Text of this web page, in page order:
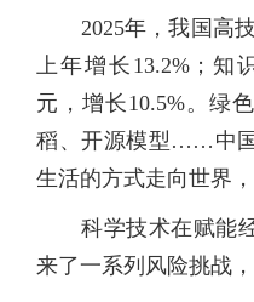
2025年，我国高技
上年增长13.2%；知
元，增长10.5%。绿
稻、开源模型……中
生活的方式走向世界
科学技术在赋能经
来了一系列风险挑战